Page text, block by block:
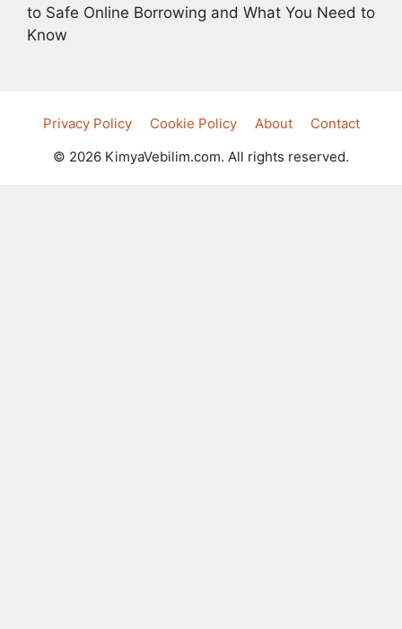
to Safe Online Borrowing and What You Need to
Know
Privacy Policy Cookie Policy About
Contact
© 2026 KimyaVebilim.com. All rights reserved.